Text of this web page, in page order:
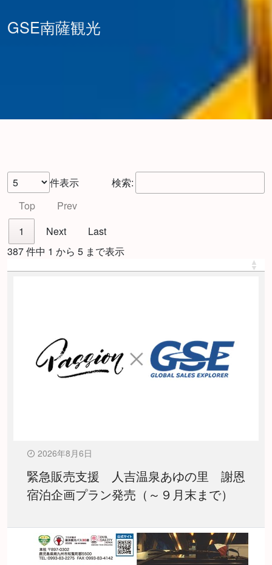
GSE南薩観光
件表示
検索:
Top
Prev
1
Next
Last
387 件中 1 から 5 まで表示
2026年8月6日
緊急販売支援 人吉温泉あゆの里 謝恩
宿泊企画プラン発売（～９月末まで）